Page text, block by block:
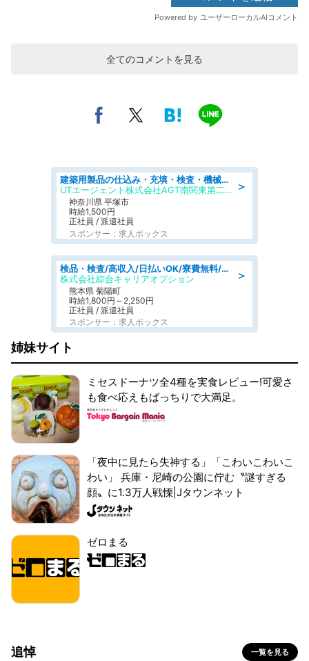
全てのコメントを見る
＞
建築用製品の仕込み・充填・検査・機械操作/寮完備/日払い/工場・製造
UTエージェント株式会社AGT南関東第二CU
神奈川県 平塚市
時給1,500円
正社員 / 派遣社員
スポンサー：求人ボックス
＞
検品・検査/高収入/日払いOK/寮費無料/日勤/20・30・40代活躍中
株式会社綜合キャリアオプション
熊本県 菊陽町
時給1,800円～2,250円
正社員 / 派遣社員
スポンサー：求人ボックス
姉妹サイト
ミセスドーナツ全4種を実食レビュー!可愛さ
も食べ応えもばっちりで大満足。
「夜中に見たら失神する」「こわいこわいこ
わい」 兵庫・尼崎の公園に佇む〝謎すぎる
顔〟に1.3万人戦慄|Jタウンネット
ゼロまる
追悼 一覧を見る